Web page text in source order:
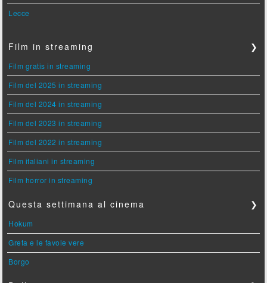
Lecce
Film in streaming ❯
Film gratis in streaming
Film del 2025 in streaming
Film del 2024 in streaming
Film del 2023 in streaming
Film del 2022 in streaming
Film italiani in streaming
Film horror in streaming
Questa settimana al cinema ❯
Hokum
Greta e le favole vere
Borgo